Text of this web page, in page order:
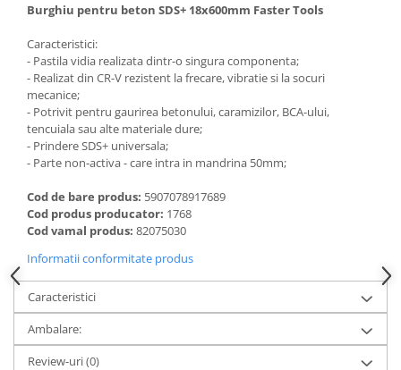
Burghiu pentru beton SDS+ 18x600mm Faster Tools
Caracteristici:
- Pastila vidia realizata dintr-o singura componenta;
- Realizat din CR-V rezistent la frecare, vibratie si la socuri
mecanice;
- Potrivit pentru gaurirea betonului, caramizilor, BCA-ului,
tencuiala sau alte materiale dure;
- Prindere SDS+ universala;
- Parte non-activa - care intra in mandrina 50mm;
Cod de bare produs: 5907078917689
Cod produs producator: 1768
Cod vamal produs: 82075030
Informatii conformitate produs
Caracteristici
Ambalare:
Review-uri(0)